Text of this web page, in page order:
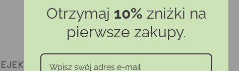
ETERYCZNY Z
OLEJEK ETERYCZNY
Otrzymaj 10% zniżki na
pierwsze zakupy.